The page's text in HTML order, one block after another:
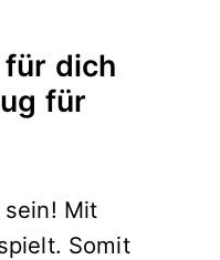
dich
für
sein! Mit
Somit